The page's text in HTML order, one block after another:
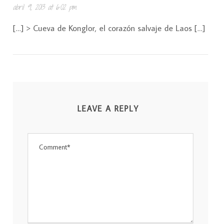
abril 9, 2013 at 6:02 pm
[…] > Cueva de Konglor, el corazón salvaje de Laos […]
LEAVE A REPLY